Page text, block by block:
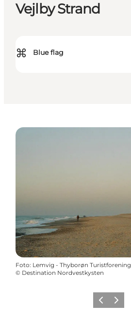
Vejlby Strand
⌘ Blue flag
Foto: Lemvig - Thyborøn Turistforening
© Destination Nordvestkysten
Precedente
Avanti